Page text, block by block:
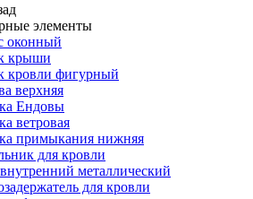
элементы
оконный
крыши
кровли фигурный
верхняя
Ендовы
ветровая
примыкания нижняя
для кровли
металлический
для кровли